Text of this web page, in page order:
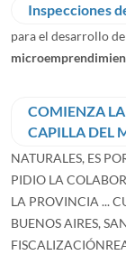
Inspecciones
para el desarrollo
COMIENZA LA
CAPILLA DEL
NATURALES, ES
PIDIO LA
LA PROVINCIA ...
BUENOS AIRES,